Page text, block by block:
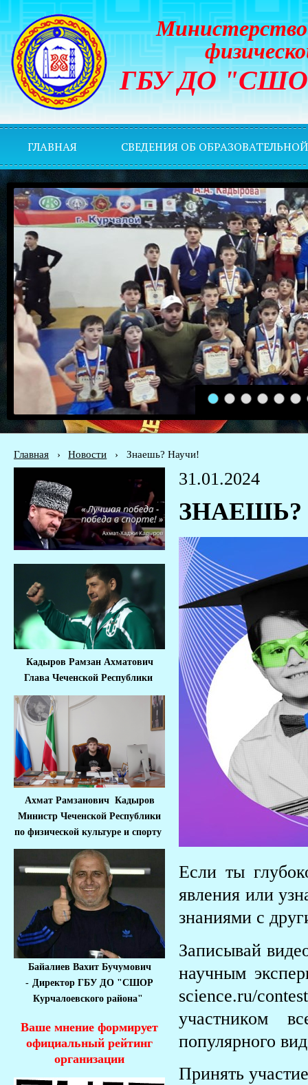
Министерство
ГБУ ДО "СШОР
ГЛАВНАЯ СВЕДЕНИЯ ОБ
1 2 3 4 5 6
Главная › Новости › Знаешь? Научи!
Кадыров Рамзан Ахматович
Глава Чеченской Республики
Ахмат Рамзанович Кадыров
Министр Чеченской Республики
по физической культуре и спорту
Байалиев Вахит Бучумович
- Директор ГБУ ДО "СШОР
Курчалоевского района"
Ваше мнение формирует
официальный рейтинг
организации
31.01.2024
Если ты
явления или
знаниями с
Записывай
научным
science.ru/
участником
популярного
Принять